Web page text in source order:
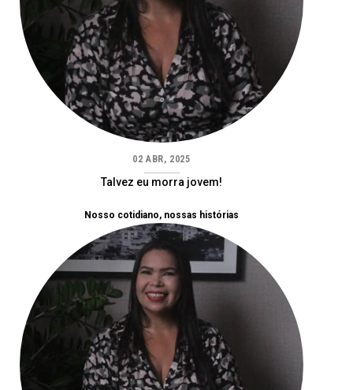
02 ABR, 2025
Talvez eu morra jovem!
Nosso cotidiano, nossas histórias